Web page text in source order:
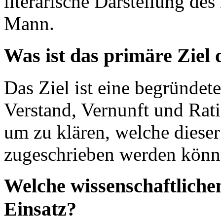
Mann.
Was ist das primäre Ziel
Das Ziel ist eine
Verstand, Vernunft und
um zu klären, welche
zugeschrieben werden
Welche
Einsatz?